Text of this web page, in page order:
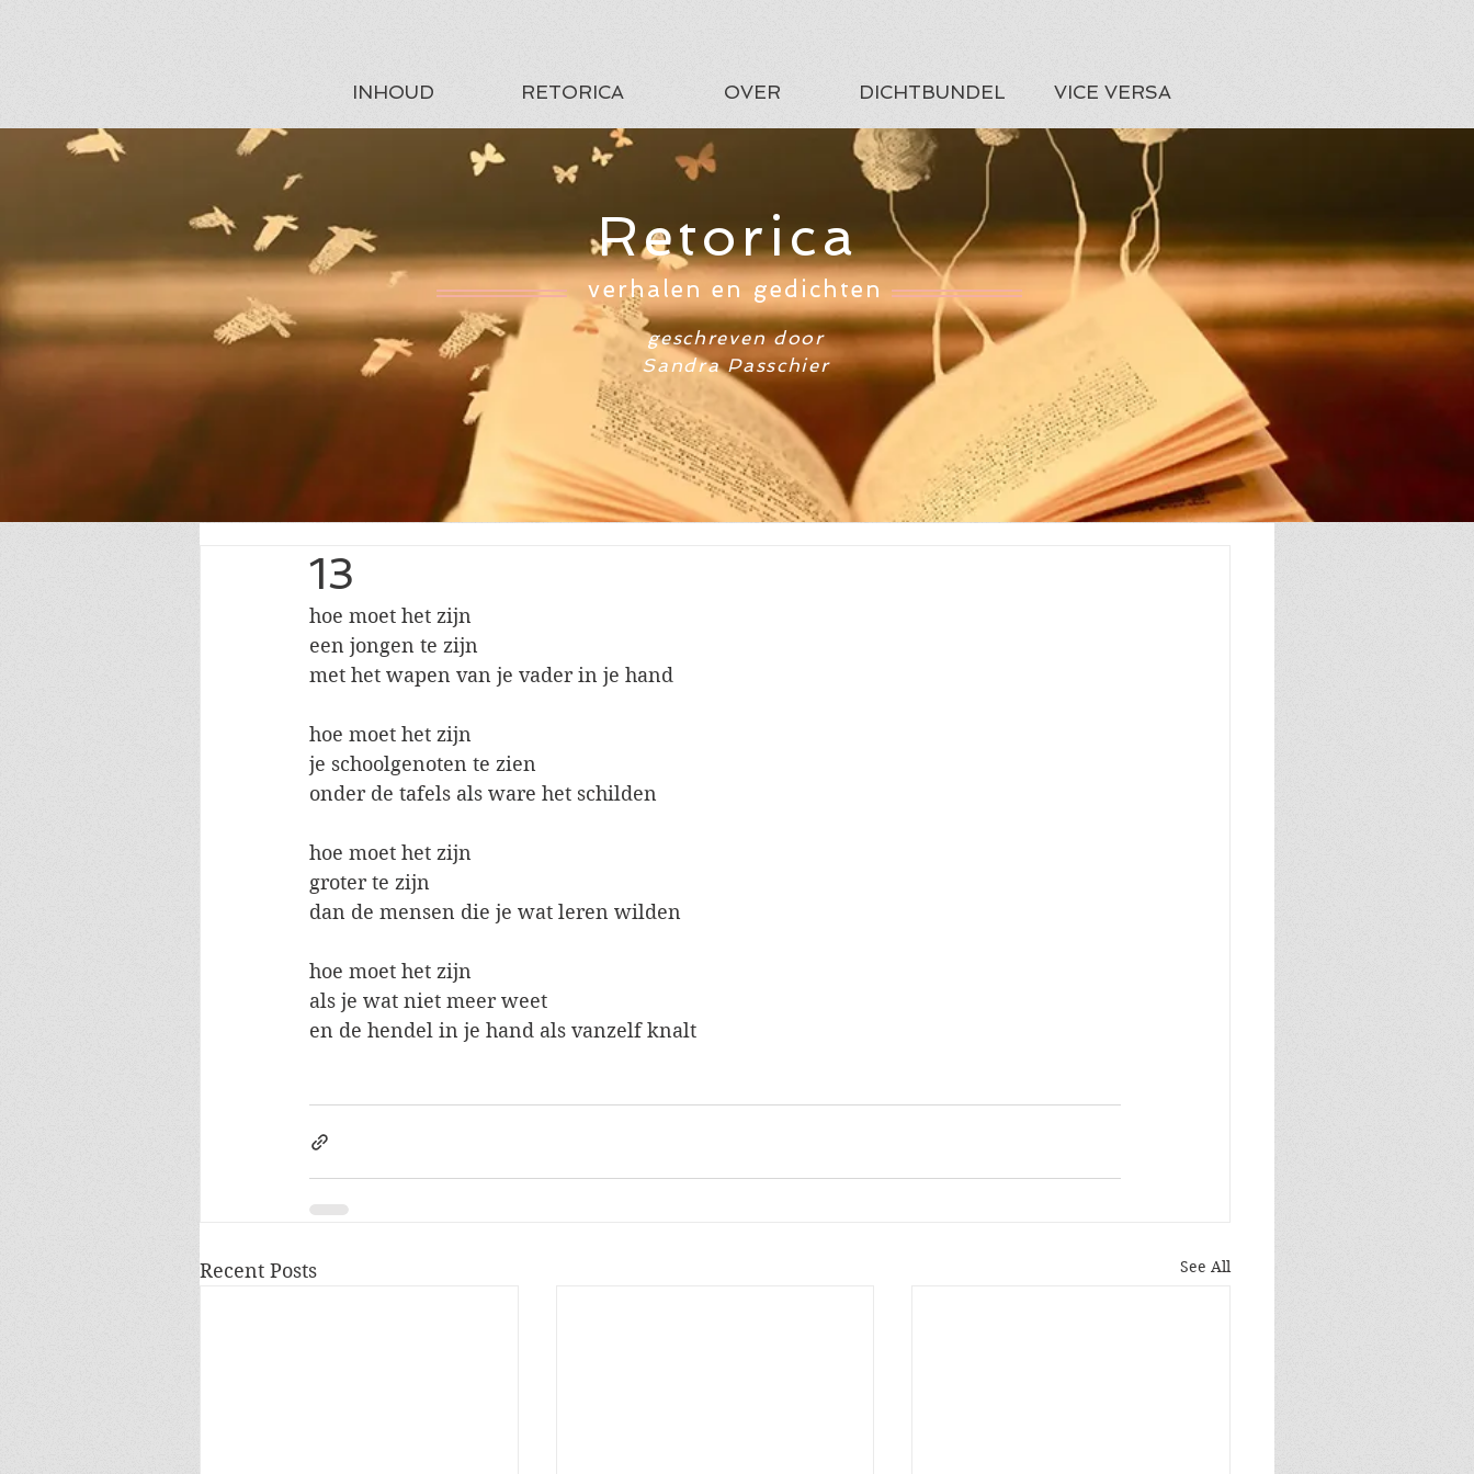
INHOUD RETORICA OVER DICHTBUNDEL VICE VERSA
Retorica
verhalen en gedichten
geschreven door
Sandra Passchier
13
hoe moet het zijn
een jongen te zijn
met het wapen van je vader in je hand
hoe moet het zijn
je schoolgenoten te zien
onder de tafels als ware het schilden
hoe moet het zijn
groter te zijn
dan de mensen die je wat leren wilden
hoe moet het zijn
als je wat niet meer weet
en de hendel in je hand als vanzelf knalt
Recent Posts See All